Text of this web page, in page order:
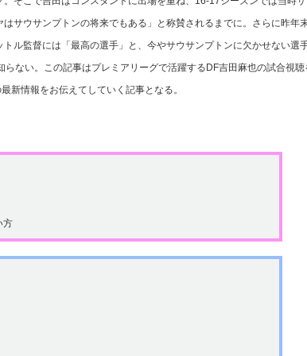
サウサンプトンの将来でもある」と称賛されるまでに。さらに昨年
ル監督には「最高の選手」と、今やサウサンプトンに欠かせない選
ない。この記事はプレミアリーグで活躍するDF吉田麻也の試合視聴
新情報をお伝えてしていく記事となる。
方